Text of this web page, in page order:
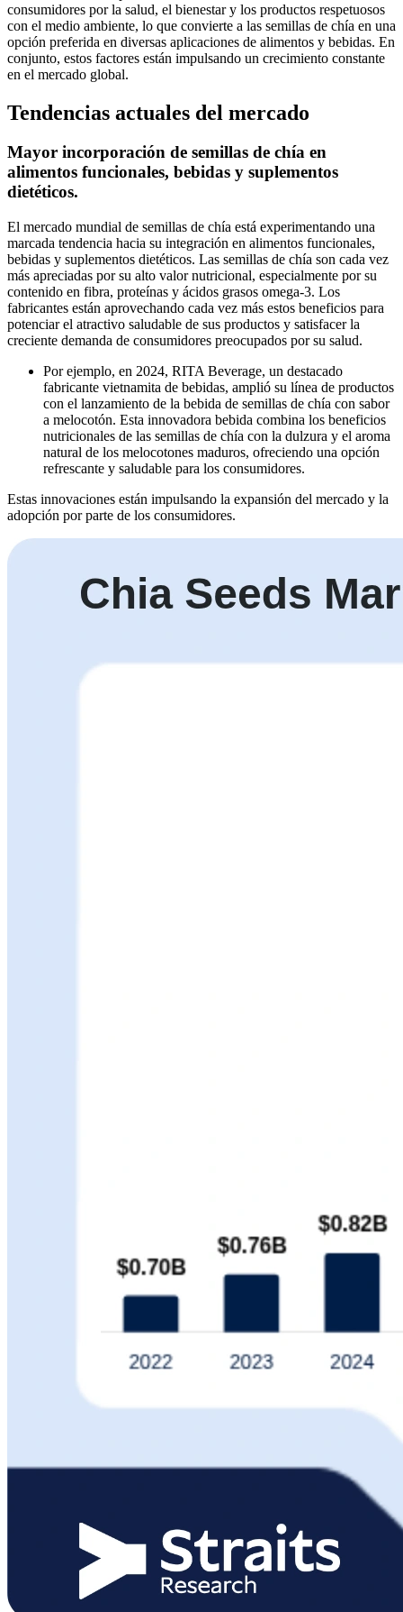
consumidores por la salud, el bienestar y los productos respetuosos
con el medio ambiente, lo que convierte a las semillas de chía en una
opción preferida en diversas aplicaciones de alimentos y bebidas. En
conjunto, estos factores están impulsando un crecimiento constante
en el mercado global.
Tendencias actuales del mercado
Mayor incorporación de semillas de chía en
alimentos funcionales, bebidas y suplementos
dietéticos.
El mercado mundial de semillas de chía está experimentando una
marcada tendencia hacia su integración en alimentos funcionales,
bebidas y suplementos dietéticos. Las semillas de chía son cada vez
más apreciadas por su alto valor nutricional, especialmente por su
contenido en fibra, proteínas y ácidos grasos omega-3. Los
fabricantes están aprovechando cada vez más estos beneficios para
potenciar el atractivo saludable de sus productos y satisfacer la
creciente demanda de consumidores preocupados por su salud.
Por ejemplo, en 2024, RITA Beverage, un destacado
fabricante vietnamita de bebidas, amplió su línea de productos
con el lanzamiento de la bebida de semillas de chía con sabor
a melocotón. Esta innovadora bebida combina los beneficios
nutricionales de las semillas de chía con la dulzura y el aroma
natural de los melocotones maduros, ofreciendo una opción
refrescante y saludable para los consumidores.
Estas innovaciones están impulsando la expansión del mercado y la
adopción por parte de los consumidores.